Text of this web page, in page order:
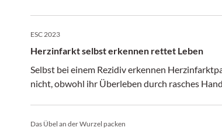
ESC 2023
Herzinfarkt selbst erkennen rettet Leben
Selbst bei einem Rezidiv erkennen
nicht, obwohl ihr Überleben durch rasches
Das Übel an der Wurzel packen